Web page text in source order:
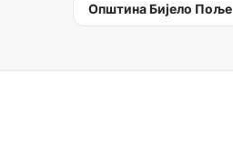
Oпштина Бијело Поље